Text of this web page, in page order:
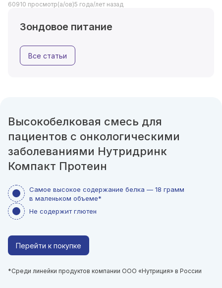
60910 просмотр(а/ов)5 года/лет назад
Зондовое питание
Все статьи
Высокобелковая смесь для
пациентов с онкологическими
заболеваниями Нутридринк
Компакт Протеин
Самое высокое содержание белка — 18 грамм
в маленьком объеме*
Не содержит глютен
Перейти к покупке
*Среди линейки продуктов компании ООО «Нутриция» в России